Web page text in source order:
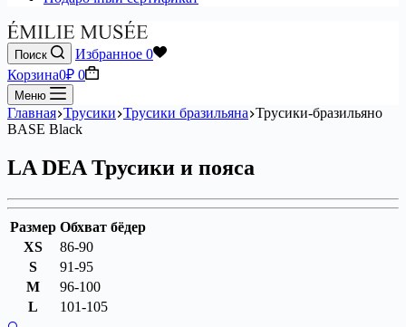
Поиск Избранное 0
Корзина0₽ 0
Меню
Главная Трусики Трусики бразильяна Трусики-бразильяно
BASE Black
LA DEA Трусики и пояса
Размер Обхват бёдер
XS
86-90
S
91-95
M
96-100
L
101-105